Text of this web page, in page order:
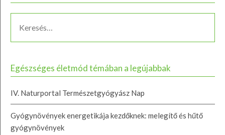
Egészséges életmód témában a legújabbak
IV. Naturportal Természetgyógyász Nap
Gyógynövények energetikája kezdőknek: melegítő és hűtő
gyógynövények